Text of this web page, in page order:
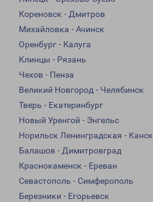
Кореновск - Дмитров
Михайловка - Ачинск
Оренбург - Калуга
Клинцы - Рязань
Чехов - Пенза
Великий Новгород - Челябинск
Тверь - Екатеринбург
Новый Уренгой - Энгельс
Норильск Ленинградская - Канск
Балашов - Димитровград
Краснокаменск - Ереван
Севастополь - Симферополь
Березники - Егорьевск